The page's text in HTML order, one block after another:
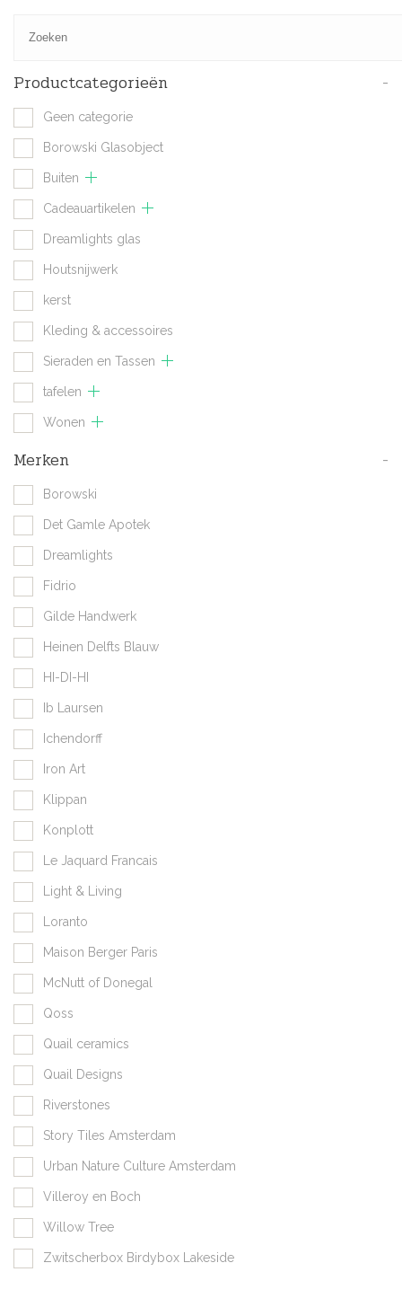
Productcategorieën -
Geen categorie
Borowski Glasobject
Buiten
Cadeauartikelen
Dreamlights glas
Houtsnijwerk
kerst
Kleding & accessoires
Sieraden en Tassen
tafelen
Wonen
Merken -
Borowski
Det Gamle Apotek
Dreamlights
Fidrio
Gilde Handwerk
Heinen Delfts Blauw
HI-DI-HI
Ib Laursen
Ichendorff
Iron Art
Klippan
Konplott
Le Jaquard Francais
Light & Living
Loranto
Maison Berger Paris
McNutt of Donegal
Qoss
Quail ceramics
Quail Designs
Riverstones
Story Tiles Amsterdam
Urban Nature Culture Amsterdam
Villeroy en Boch
Willow Tree
Zwitscherbox Birdybox Lakeside